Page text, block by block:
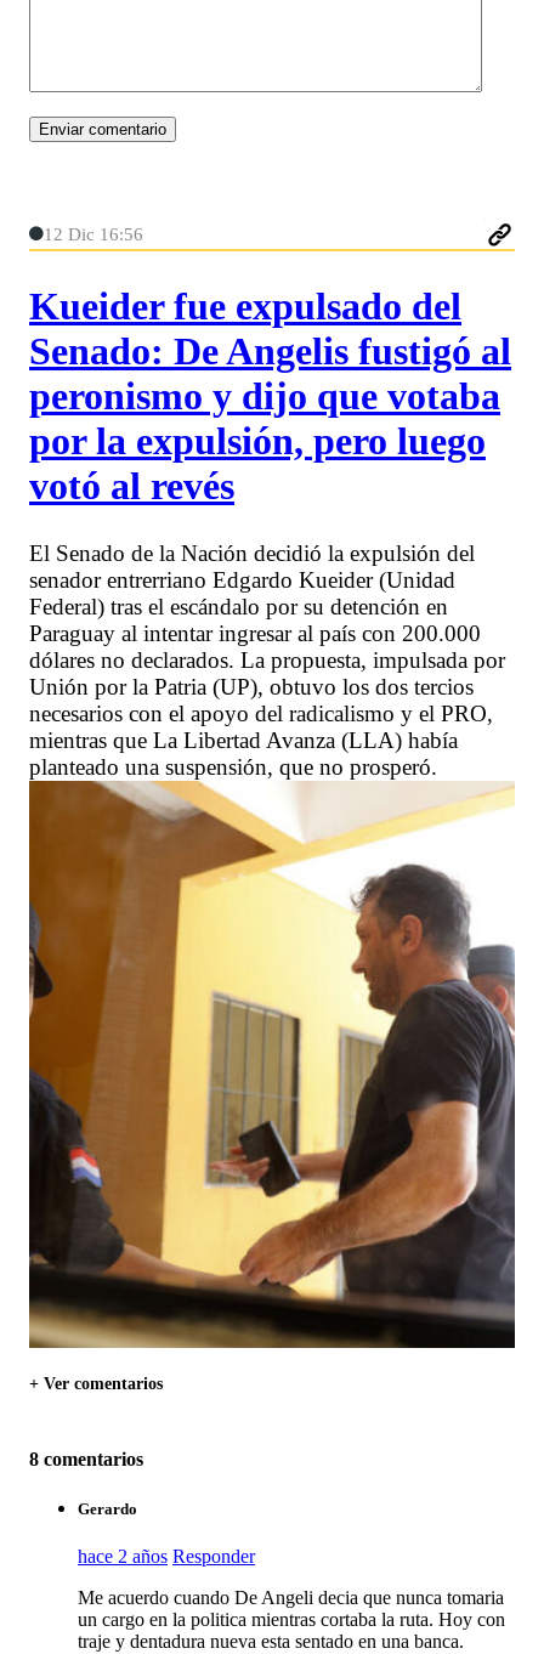
12 Dic 16:56
Kueider fue expulsado del
Senado: De Angelis fustigó al
peronismo y dijo que votaba
por la expulsión, pero luego
votó al revés
El Senado de la Nación decidió la expulsión del
senador entrerriano Edgardo Kueider (Unidad
Federal) tras el escándalo por su detención en
Paraguay al intentar ingresar al país con 200.000
dólares no declarados. La propuesta, impulsada por
Unión por la Patria (UP), obtuvo los dos tercios
necesarios con el apoyo del radicalismo y el PRO,
mientras que La Libertad Avanza (LLA) había
planteado una suspensión, que no prosperó.
+ Ver comentarios
8 comentarios
Gerardo
hace 2 años Responder
Me acuerdo cuando De Angeli decia que nunca tomaria
un cargo en la politica mientras cortaba la ruta. Hoy con
traje y dentadura nueva esta sentado en una banca.